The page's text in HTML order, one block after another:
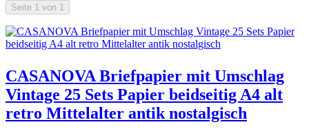
Seite 1 von 1
CASANOVA Briefpapier mit Umschlag
Vintage 25 Sets Papier beidseitig A4 alt
retro Mittelalter antik nostalgisch